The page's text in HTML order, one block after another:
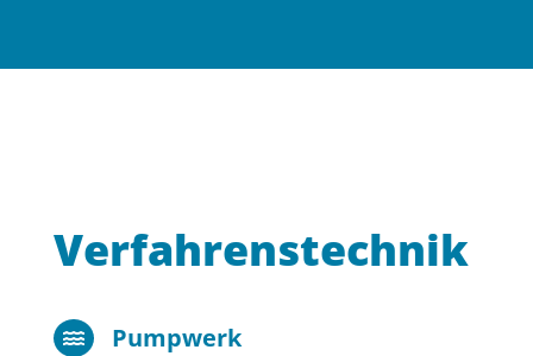
Verfahrenstechnik
 Pumpwerk